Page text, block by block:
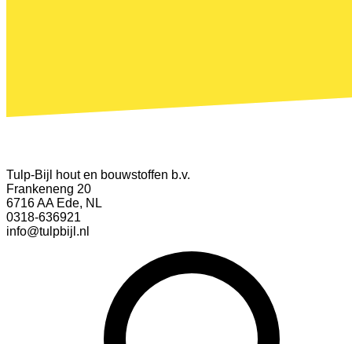
Tulp-Bijl hout en bouwstoffen b.v.
Frankeneng 20
6716 AA Ede, NL
0318-636921
info@tulpbijl.nl